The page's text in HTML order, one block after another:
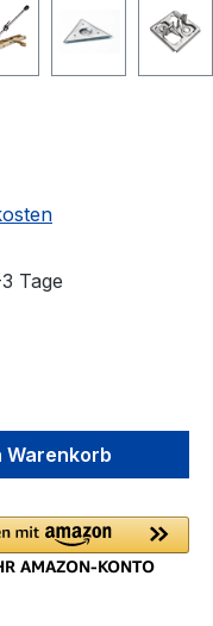
Tage
Warenkorb